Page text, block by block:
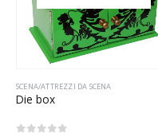
SCENA/ATTREZZI DA SCENA
Die box